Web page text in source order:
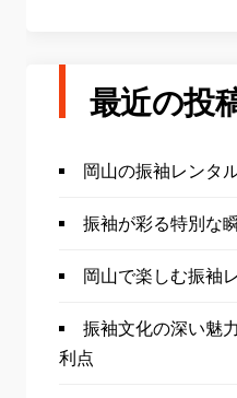
最近の投
岡山の振袖レンタ
振袖が彩る特別な
岡山で楽しむ振袖
振袖文化の深い魅
利点